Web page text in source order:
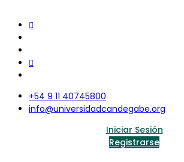
+54 9 11 40745800
info@universidadcandegabe.org
Iniciar Sesión
Registrarse